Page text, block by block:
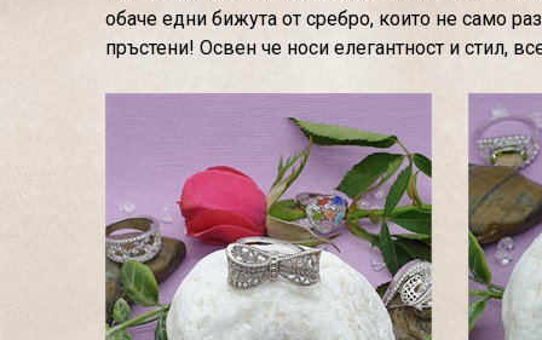
обаче едни бижута от сребро, които не само
пръстени! Освен че носи елегантност и стил,